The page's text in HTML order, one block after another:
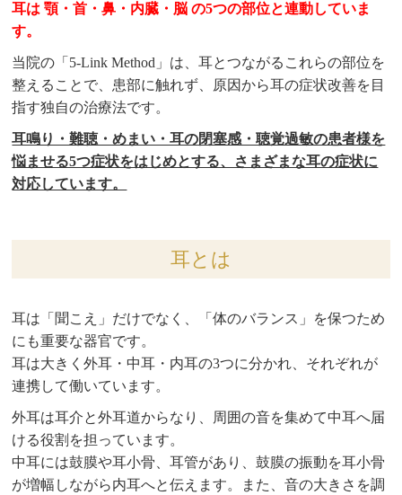
耳は 顎・首・鼻・内臓・脳 の5つの部位と連動していま
す。
当院の「5-Link Method」は、耳とつながるこれらの部位を
整えることで、患部に触れず、原因から耳の症状改善を目
指す独自の治療法です。
耳鳴り・難聴・めまい・耳の閉塞感・聴覚過敏の患者様を
悩ませる5つ症状をはじめとする、さまざまな耳の症状に
対応しています。
耳とは
耳は「聞こえ」だけでなく、「体のバランス」を保つため
にも重要な器官です。
耳は大きく外耳・中耳・内耳の3つに分かれ、それぞれが
連携して働いています。
外耳は耳介と外耳道からなり、周囲の音を集めて中耳へ届
ける役割を担っています。
中耳には鼓膜や耳小骨、耳管があり、鼓膜の振動を耳小骨
が増幅しながら内耳へと伝えます。また、音の大きさを調